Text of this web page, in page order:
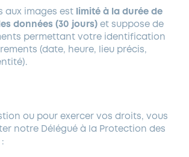
aux images est
limité à la durée de
données (30 jours) et suppose de
permettant votre identification
(date, heure, lieu précis,
ou pour exercer vos droits, vous
notre Délégué à la Protection des